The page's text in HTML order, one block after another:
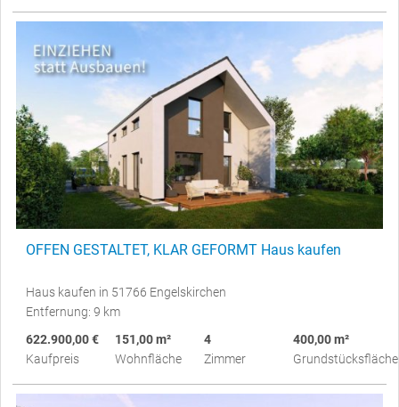
OFFEN GESTALTET, KLAR GEFORMT Haus kaufen
Haus kaufen in 51766 Engelskirchen
Entfernung: 9 km
622.900,00 €
Kaufpreis
151,00 m²
Wohnfläche
4
Zimmer
400,00 m²
Grundstücksfläche